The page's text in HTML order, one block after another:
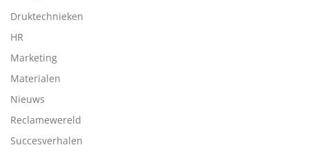
Druktechnieken
HR
Marketing
Materialen
Nieuws
Reclamewereld
Succesverhalen